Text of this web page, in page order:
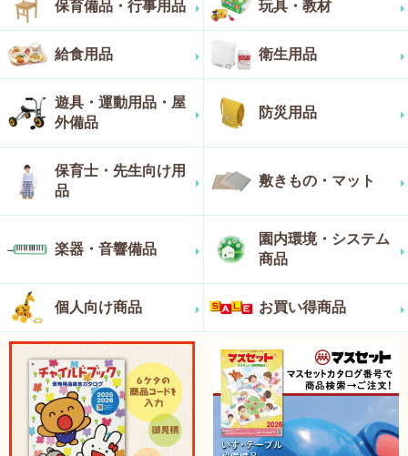
保育備品・行事用品 玩具・教材
給食用品 衛生用品
遊具・運動用品・屋
外備品
防災用品
保育士・先生向け用
品
敷きもの・マット
楽器・音響備品
園内環境・システム
商品
個人向け商品 お買い得商品